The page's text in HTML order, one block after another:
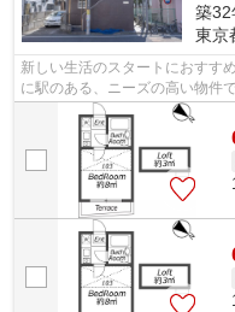
築32
東京
新しい生活のスタートにおすす
に駅のある、ニーズの高い物件
します。お客さまのご希望により